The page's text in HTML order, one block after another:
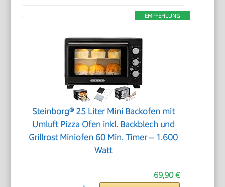
EMPFEHLUNG
Steinborg® 25 Liter Mini Backofen mit
Umluft Pizza Ofen inkl. Backblech und
Grillrost Miniofen 60 Min. Timer – 1.600
Watt
69,90 €